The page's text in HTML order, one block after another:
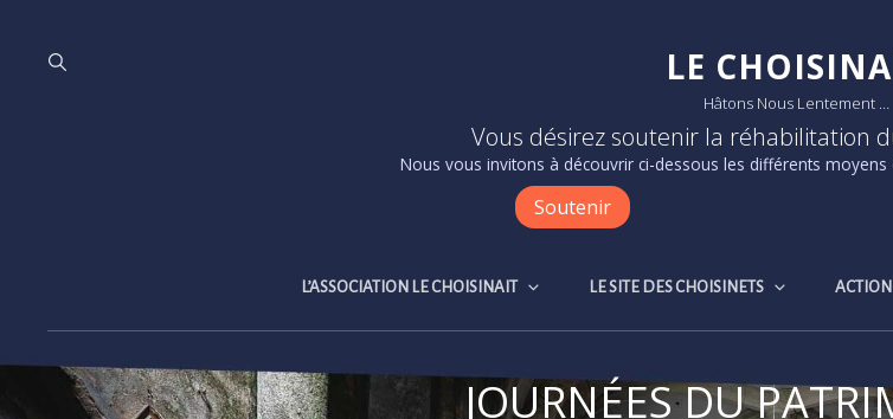
LE
Hâtons Nous Lentement …
Vous désirez soutenir la réhabilitation
Nous vous invitons à découvrir ci-dessous les différents
Soutenir
L’ASSOCIATION LE CHOISINAIT LE SITE DES CHOISINETS
JOURNÉES DU